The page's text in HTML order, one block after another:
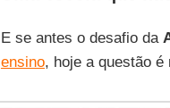
E se antes o desafio da
ensino, hoje a questão é